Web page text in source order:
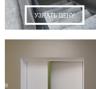
УЗНАТЬ ЦЕНУ